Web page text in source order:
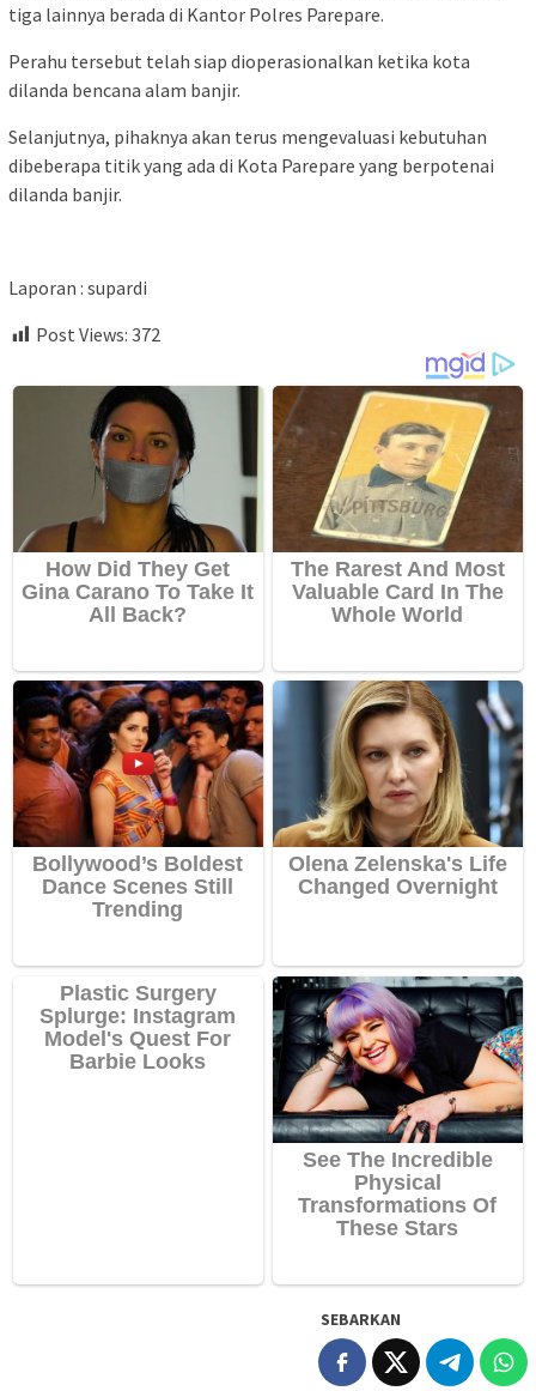
tiga lainnya berada di Kantor Polres Parepare.
Perahu tersebut telah siap dioperasionalkan ketika kota
dilanda bencana alam banjir.
Selanjutnya, pihaknya akan terus mengevaluasi kebutuhan
dibeberapa titik yang ada di Kota Parepare yang berpotenai
dilanda banjir.
Laporan : supardi
Post Views: 372
SEBARKAN